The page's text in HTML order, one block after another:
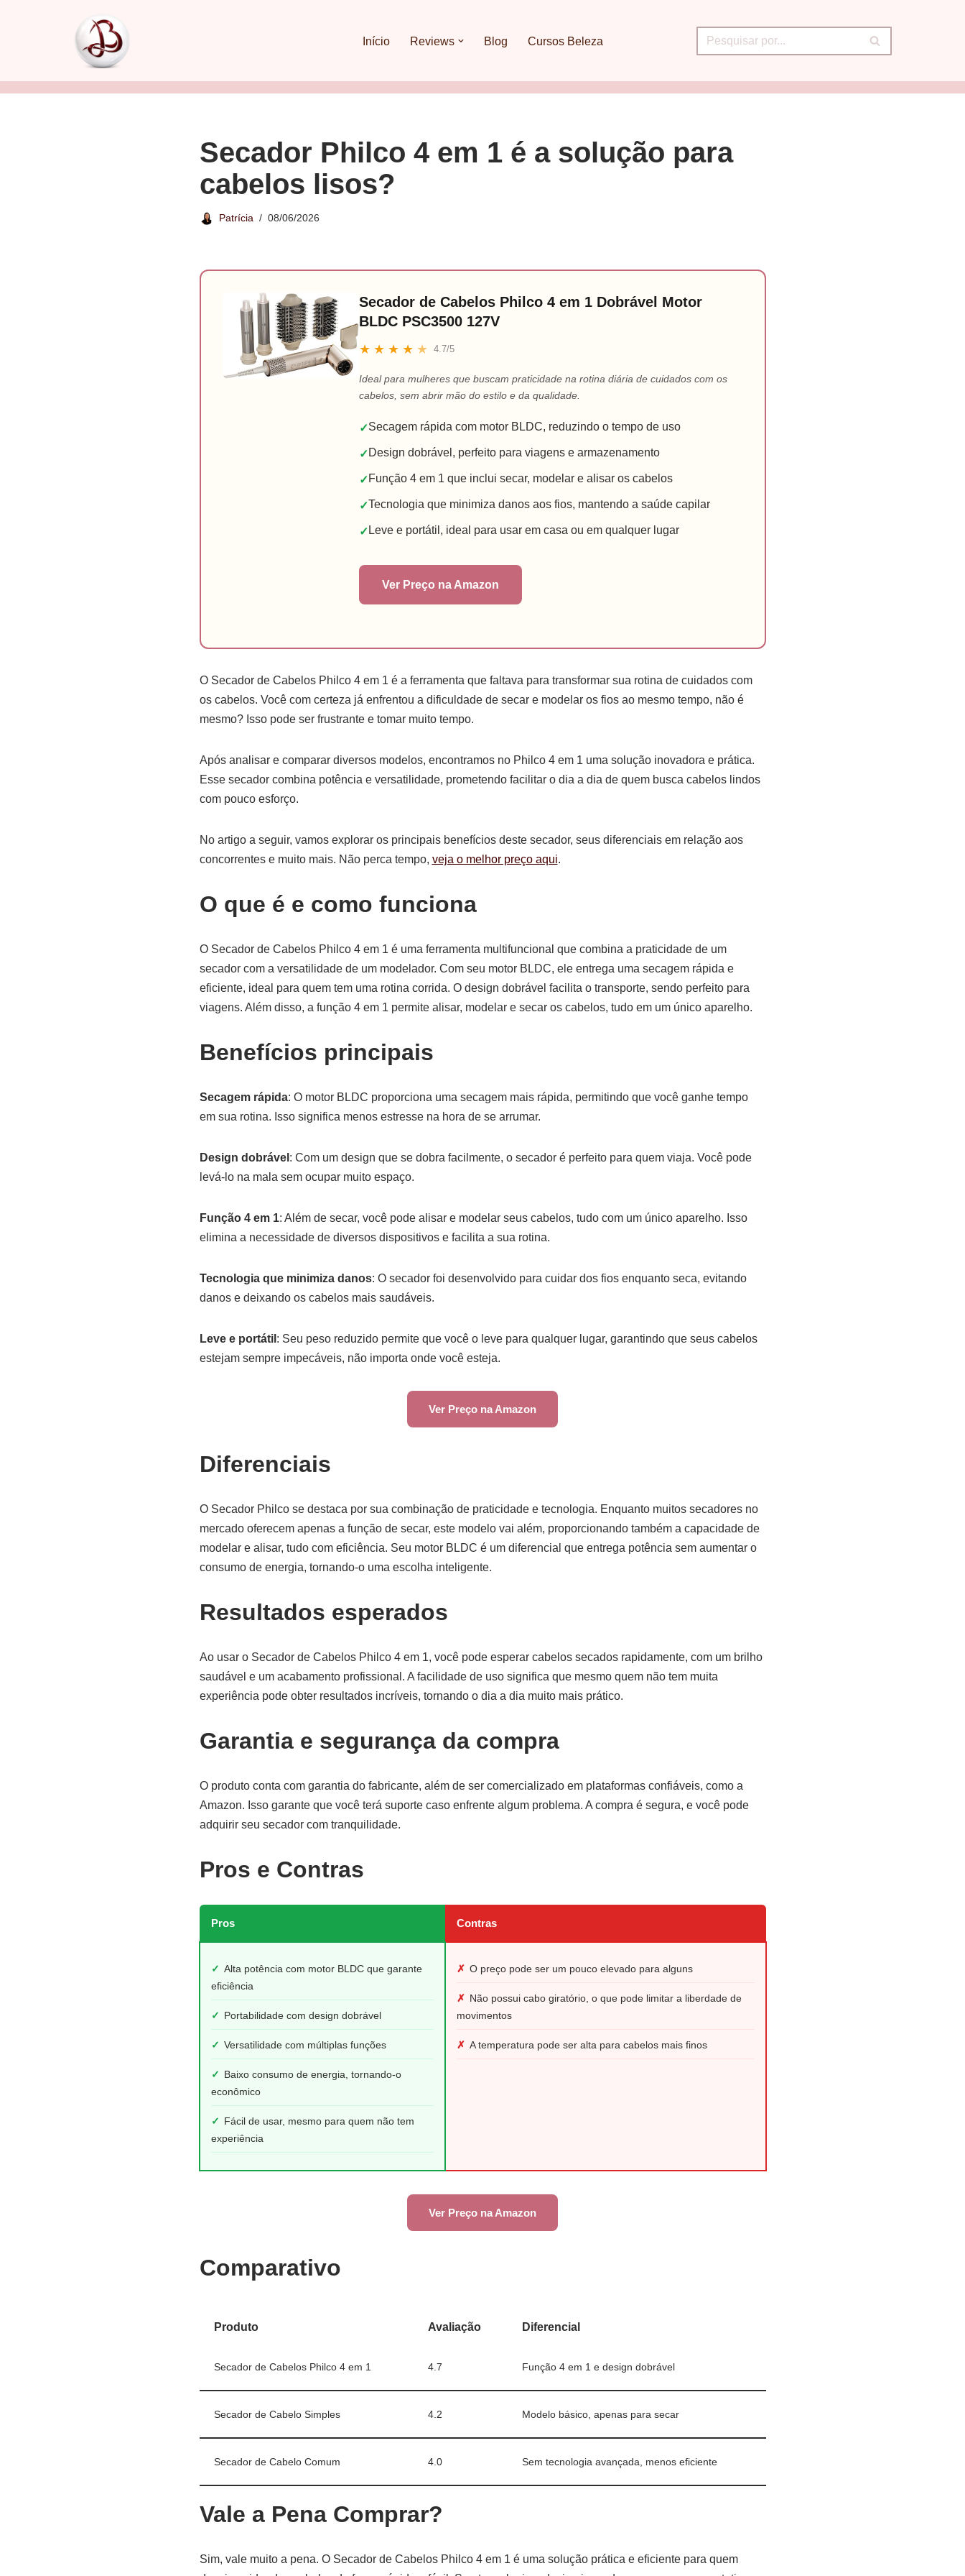
o
Início Reviews Blog Cursos Beleza
Secador Philco 4 em 1 é a solução para
cabelos lisos?
Patrícia 08/06/2026
Secador de Cabelos Philco 4 em 1 Dobrável Motor
BLDC PSC3500 127V
★ ★ ★ ★ ★ 4.7/5
Ideal para mulheres que buscam praticidade na rotina diária de cuidados com os
cabelos, sem abrir mão do estilo e da qualidade.
✓Secagem rápida com motor BLDC, reduzindo o tempo de uso
✓Design dobrável, perfeito para viagens e armazenamento
✓Função 4 em 1 que inclui secar, modelar e alisar os cabelos
✓Tecnologia que minimiza danos aos fios, mantendo a saúde capilar
✓ Leve e portátil, ideal para usar em casa ou em qualquer lugar
Ver Preço na Amazon
O Secador de Cabelos Philco 4 em 1 é a ferramenta que faltava para transformar sua rotina de cuidados com
os cabelos. Você com certeza já enfrentou a dificuldade de secar e modelar os fios ao mesmo tempo, não é
mesmo? Isso pode ser frustrante e tomar muito tempo.
Após analisar e comparar diversos modelos, encontramos no Philco 4 em 1 uma solução inovadora e prática.
Esse secador combina potência e versatilidade, prometendo facilitar o dia a dia de quem busca cabelos lindos
com pouco esforço.
No artigo a seguir, vamos explorar os principais benefícios deste secador, seus diferenciais em relação aos
concorrentes e muito mais. Não perca tempo, veja o melhor preço aqui.
O que é e como funciona
O Secador de Cabelos Philco 4 em 1 é uma ferramenta multifuncional que combina a praticidade de um
secador com a versatilidade de um modelador. Com seu motor BLDC, ele entrega uma secagem rápida e
eficiente, ideal para quem tem uma rotina corrida. O design dobrável facilita o transporte, sendo perfeito para
viagens. Além disso, a função 4 em 1 permite alisar, modelar e secar os cabelos, tudo em um único aparelho.
Benefícios principais
Secagem rápida: O motor BLDC proporciona uma secagem mais rápida, permitindo que você ganhe tempo
em sua rotina. Isso significa menos estresse na hora de se arrumar.
Design dobrável : Com um design que se dobra facilmente, o secador é perfeito para quem viaja. Você pode
levá-lo na mala sem ocupar muito espaço.
Função 4 em 1: Além de secar, você pode alisar e modelar seus cabelos, tudo com um único aparelho. Isso
elimina a necessidade de diversos dispositivos e facilita a sua rotina.
Tecnologia que minimiza danos: O secador foi desenvolvido para cuidar dos fios enquanto seca, evitando
danos e deixando os cabelos mais saudáveis.
Leve e portátil : Seu peso reduzido permite que você o leve para qualquer lugar, garantindo que seus cabelos
estejam sempre impecáveis, não importa onde você esteja.
Ver Preço na Amazon
Diferenciais
O Secador Philco se destaca por sua combinação de praticidade e tecnologia. Enquanto muitos secadores no
mercado oferecem apenas a função de secar, este modelo vai além, proporcionando também a capacidade de
modelar e alisar, tudo com eficiência. Seu motor BLDC é um diferencial que entrega potência sem aumentar o
consumo de energia, tornando-o uma escolha inteligente.
Resultados esperados
Ao usar o Secador de Cabelos Philco 4 em 1, você pode esperar cabelos secados rapidamente, com um brilho
saudável e um acabamento profissional. A facilidade de uso significa que mesmo quem não tem muita
experiência pode obter resultados incríveis, tornando o dia a dia muito mais prático.
Garantia e segurança da compra
O produto conta com garantia do fabricante, além de ser comercializado em plataformas confiáveis, como a
Amazon. Isso garante que você terá suporte caso enfrente algum problema. A compra é segura, e você pode
adquirir seu secador com tranquilidade.
Pros e Contras
Pros Contras
✓ Alta potência com motor BLDC que garante
eficiência
✓ Portabilidade com design dobrável
✓ Versatilidade com múltiplas funções
✓ Baixo consumo de energia, tornando-o
econômico
✓ Fácil de usar, mesmo para quem não tem
experiência
✗ O preço pode ser um pouco elevado para alguns
✗ Não possui cabo giratório, o que pode limitar a liberdade de
movimentos
✗ A temperatura pode ser alta para cabelos mais finos
Ver Preço na Amazon
Comparativo
Produto Avaliação Diferencial
Secador de Cabelos Philco 4 em 1 4.7 Função 4 em 1 e design dobrável
Secador de Cabelo Simples 4.2 Modelo básico, apenas para secar
Secador de Cabelo Comum 4.0 Sem tecnologia avançada, menos eficiente
Vale a Pena Comprar?
Sim, vale muito a pena. O Secador de Cabelos Philco 4 em 1 é uma solução prática e eficiente para quem